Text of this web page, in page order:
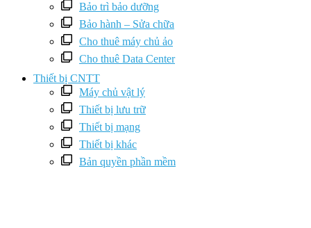
Bảo trì bảo dưỡng
Bảo hành – Sửa chữa
Cho thuê máy chủ ảo
Cho thuê Data Center
Thiết bị CNTT
Máy chủ vật lý
Thiết bị lưu trữ
Thiết bị mạng
Thiết bị khác
Bản quyền phần mềm